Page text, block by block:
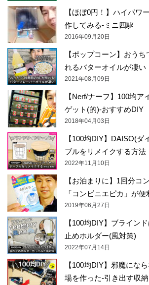
【ほぼ0円！】ハイパワ
作してみる-ミニ四駆
2016年09月20日
【ポップコーン】おうち
れるバターオイルが凄い
2021年08月09日
【Nerf/ナーフ】100均ア
ゲット(的)-おすすめDIY
2018年04月03日
【100均DIY】DAISO(ダ
ブルをリメイクする方法
2022年11月10日
【お泊まりに】1回分コ
「コンビニエピカ」が便
2019年06月27日
【100均DIY】ブライン
止めホルダー(風対策)
2022年07月14日
【100均DIY】邪魔にな
場を作った-引き出す収納